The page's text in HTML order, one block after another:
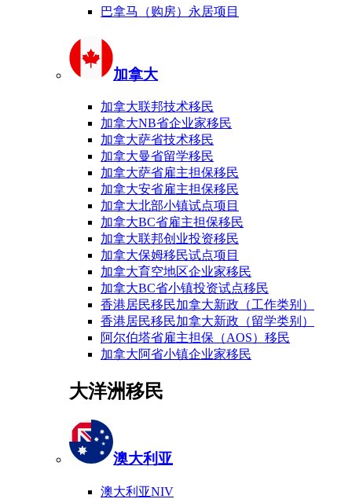
巴拿马（购房）永居项目
加拿大
加拿大联邦技术移民
加拿大NB省企业家移民
加拿大萨省技术移民
加拿大曼省留学移民
加拿大萨省雇主担保移民
加拿大安省雇主担保移民
加拿大北部小镇试点项目
加拿大BC省雇主担保移民
加拿大联邦创业投资移民
加拿大保姆移民试点项目
加拿大育空地区企业家移民
加拿大BC省小镇投资试点移民
香港居民移民加拿大新政（工作类别）
香港居民移民加拿大新政（留学类别）
阿尔伯塔省雇主担保（AOS）移民
加拿大阿省小镇企业家移民
大洋洲移民
澳大利亚
澳大利亚NIV